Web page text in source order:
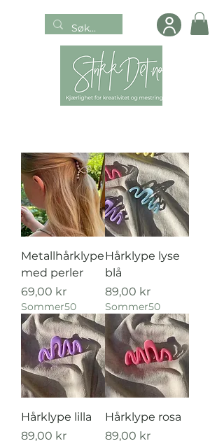
Metallhårklype
med perler
Pris
69,00 kr
Sommer50
Hårklype lyse
blå
Pris
89,00 kr
Sommer50
Hårklype lilla
Pris
89,00 kr
Hårklype rosa
Pris
89,00 kr